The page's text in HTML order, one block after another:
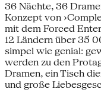
36 Nächte, 36
Konzept von
mit dem Forced
12 Ländern über 35
simpel wie genial:
werden zu den
Dramen, ein Tisch
und große